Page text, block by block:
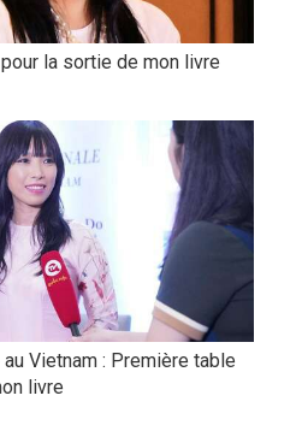
la sortie de mon livre
Vietnam : Première table
livre